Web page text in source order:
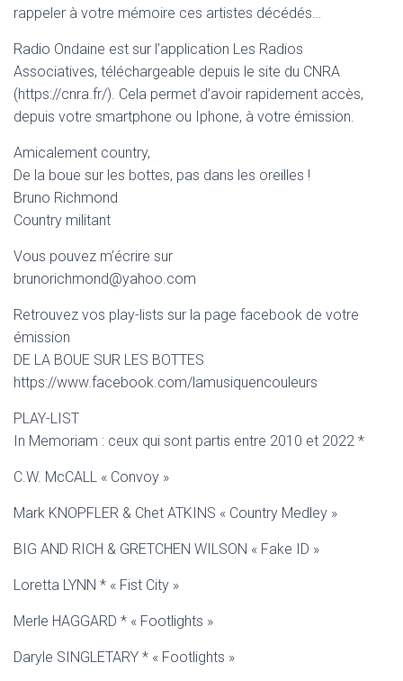
rappeler à votre mémoire ces artistes décédés…
Radio Ondaine est sur l’application Les Radios
Associatives, téléchargeable depuis le site du CNRA
(https://cnra.fr/). Cela permet d’avoir rapidement accès,
depuis votre smartphone ou Iphone, à votre émission.
Amicalement country,
De la boue sur les bottes, pas dans les oreilles !
Bruno Richmond
Country militant
Vous pouvez m’écrire sur
brunorichmond@yahoo.com
Retrouvez vos play-lists sur la page facebook de votre
émission
DE LA BOUE SUR LES BOTTES
https://www.facebook.com/lamusiquencouleurs
PLAY-LIST
In Memoriam : ceux qui sont partis entre 2010 et 2022 *
C.W. McCALL « Convoy »
Mark KNOPFLER & Chet ATKINS « Country Medley »
BIG AND RICH & GRETCHEN WILSON « Fake ID »
Loretta LYNN * « Fist City »
Merle HAGGARD * « Footlights »
Daryle SINGLETARY * « Footlights »